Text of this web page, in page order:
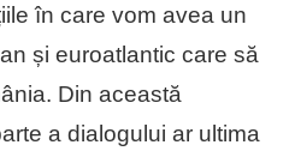
în care vom avea un
și euroatlantic care să
Din această
a dialogului ar ultima